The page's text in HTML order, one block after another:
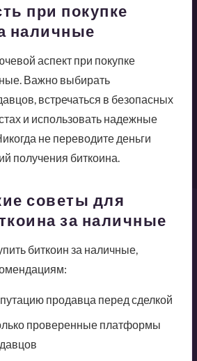
при покупке
наличные
аспект при покупке
Важно выбирать
встречаться в безопасных
и использовать надежные
не переводите деньги
получения биткоина.
советы для
за наличные
биткоин за наличные,
продавца перед сделкой
проверенные платформы